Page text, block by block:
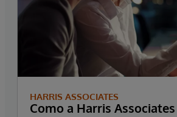
HARRIS ASSOCIATES
Como a Harris